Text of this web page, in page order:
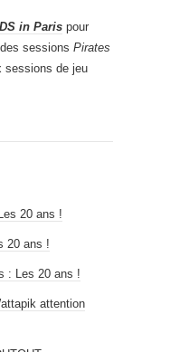
DS in Paris pour
sessions Pirates
sessions de jeu
20 ans !
20 ans !
: Les 20 ans !
attention